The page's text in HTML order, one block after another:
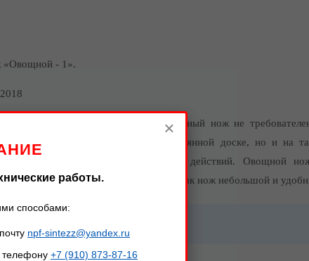
«Овощной - 1».
если вы любите готовить! Данный нож не
производить не только на деревянной доске, но и на
совершенно не пострадает от таких действий. Овощной
разнообразных овощей и фруктов, так как нож небольшой и
×
работы.
способами:
npf-sintezz@yandex.ru
телефону +7 (910) 873-87-16